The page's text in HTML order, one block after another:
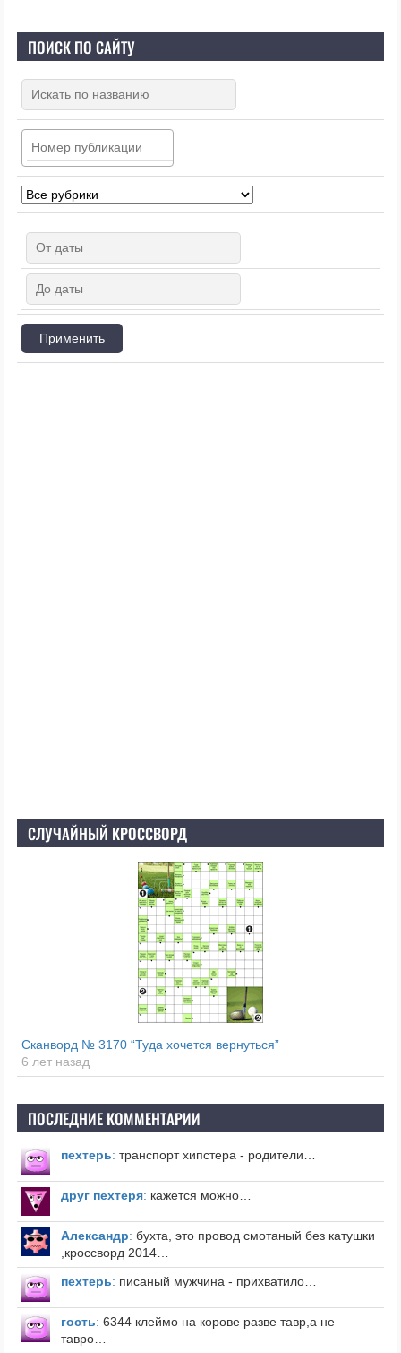
ПОИСК ПО САЙТУ
СЛУЧАЙНЫЙ КРОССВОРД
Сканворд № 3170 “Туда хочется вернуться”
6 лет назад
ПОСЛЕДНИЕ КОММЕНТАРИИ
пехтерь: транспорт хипстера - родители…
друг пехтеря: кажется можно…
Александр: бухта, это провод смотаный без катушки
,кроссворд 2014…
пехтерь: писаный мужчина - прихватило…
гость: 6344 клеймо на корове разве тавр,а не
тавро…